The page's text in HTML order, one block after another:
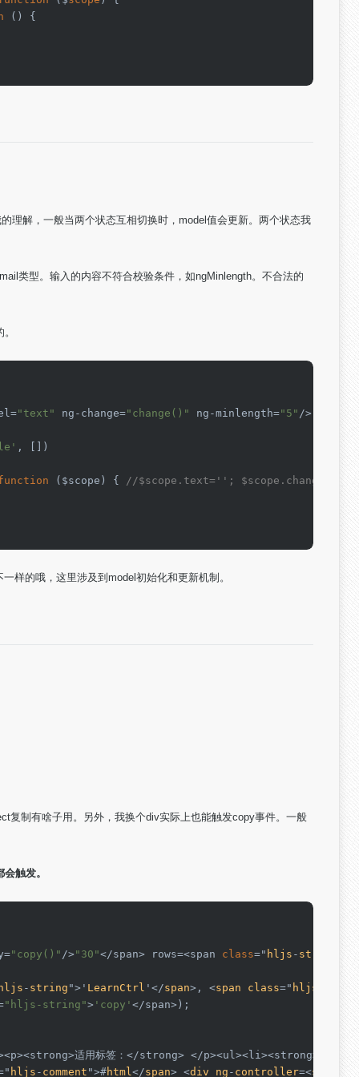
() {
理解，一般当两个状态互相切换时，model值会更新。两个状态我
类型。输入的内容不符合校验条件，如ngMinlength。不合法的
"text" ng-change="change()" ng-minlength="5" />
, [])
( $scope ) {
//$scope.text=''; $scope.change =
样的哦，这里涉及到model初始化和更新机制。
复制有啥子用。另外，我换个div实际上也能触发copy事件。一般
触发。
"copy()" /> "30"</span> rows=<span class=" hljs - string
hljs - string ">' LearnCtrl '</span>, <span class=" hljs
"hljs-string"> 'copy' </span>);
适用标签：</strong> </
hljs - comment ">#html</span> <div ng - controller=<span